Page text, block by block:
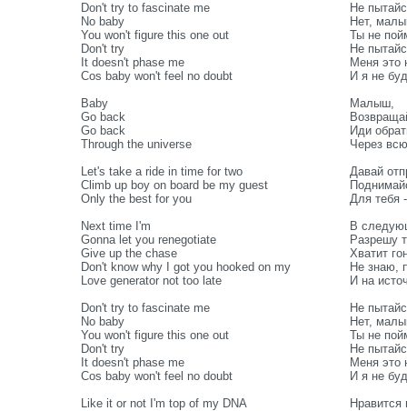
Don't try to fascinate me
No baby
You won't figure this one out
Don't try
It doesn't phase me
Cos baby won't feel no doubt
Baby
Go back
Go back
Through the universe
Let's take a ride in time for two
Climb up boy on board be my guest
Only the best for you
Next time I'm
Gonna let you renegotiate
Give up the chase
Don't know why I got you hooked on my
Love generator not too late
Don't try to fascinate me
No baby
You won't figure this one out
Don't try
It doesn't phase me
Cos baby won't feel no doubt
Like it or not I'm top of my DNA
Не
Нет,
Ты не
Не
Меня это
И я не
Малыш,
Иди
Через
Давай
Для тебя
В
Разрешу
Хватит
Не знаю,
И на
Не
Нет,
Ты не
Не
Меня это
И я не